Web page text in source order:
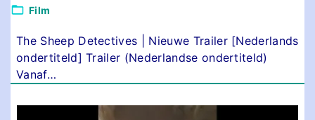
Film
The Sheep Detectives | Nieuwe Trailer [Nederlands
ondertiteld] Trailer (Nederlandse ondertiteld)
Vanaf…